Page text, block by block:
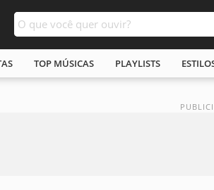
TOP MÚSICAS PLAYLISTS